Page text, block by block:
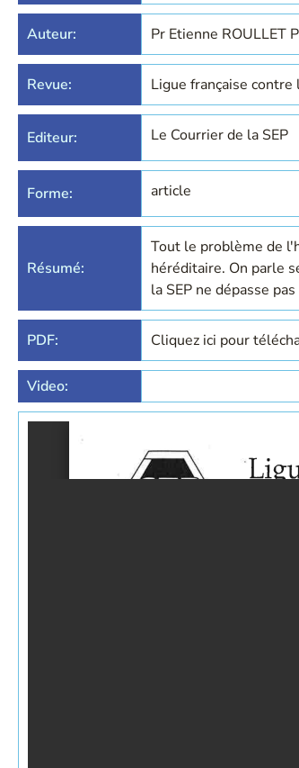
Auteur: Pr Etienne ROULLET
Revue: Ligue française contre
Editeur: Le Courrier de la SEP
Forme: article
Résumé:
Tout le problème de
héréditaire. On parle
la SEP ne dépasse
PDF: Cliquez ici pour
Video: